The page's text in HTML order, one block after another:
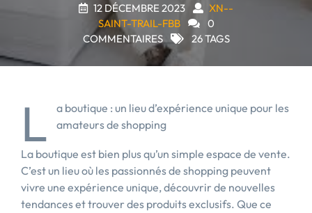
12 DÉCEMBRE 2023
XN--
SAINT-TRAIL-FBB
0
COMMENTAIRES
26 TAGS
L
a boutique : un lieu d’expérience unique pour les
amateurs de shopping
La boutique est bien plus qu’un simple espace de vente.
C’est un lieu où les passionnés de shopping peuvent
vivre une expérience unique, découvrir de nouvelles
tendances et trouver des produits exclusifs. Que ce